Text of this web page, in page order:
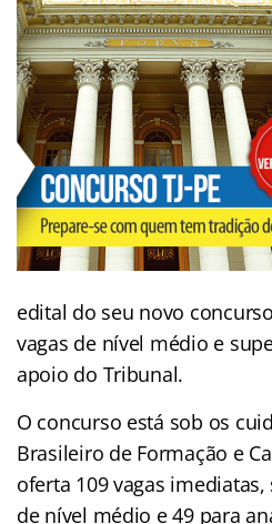
edital do seu novo
vagas de nível médio e
apoio do Tribunal.
O concurso está sob os
Brasileiro de Formação e
oferta 109 vagas
de nível médio e 49 para